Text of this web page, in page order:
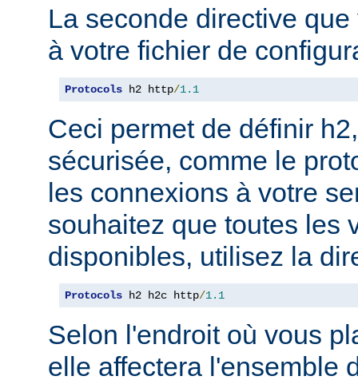
La seconde directive
à votre fichier de
Protocols h2 http/1.1
Ceci permet de définir
sécurisée, comme le
les connexions à votre
souhaitez que toutes les
disponibles, utilisez la
Protocols h2 h2c http/1.1
Selon l'endroit où vous
elle affectera l'ensemble